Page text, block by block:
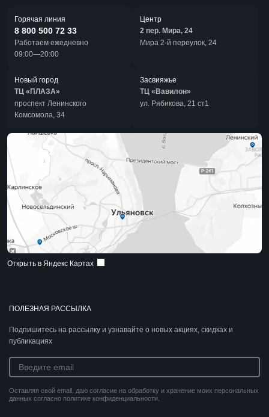
ПОЛЕЗНАЯ РАССЫЛКА
Подпишитесь на рассылку и узнавайте о новых акциях, скидках и
публикациях
Оставляя свой email, даю согласие на обработку и хранение моих персональных
данных согласно политике конфиденциальности.
Горячая линия
8 800 500 72 33
Работаем ежедневно
09:00—20:00
Центр
2 пер. Мира, 24
Мира 2-й переулок, 24
Новый город
ТЦ «ПЛАЗА»
проспект Ленинского
Комсомола, 34
Засвияжье
ТЦ «Вавилон»
ул. Рябикова, 21 ст1
Открыть в Яндекс Картах